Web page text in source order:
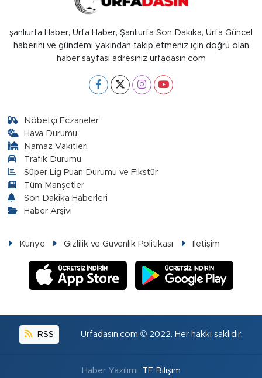
şanlıurfa Haber, Urfa Haber, Şanlıurfa Son Dakika, Urfa Güncel
haberini ve gündemi yakından takip etmeniz için doğru olan
haber sayfası adresiniz urfadasin.com
Nöbetçi Eczaneler
Hava Durumu
Namaz Vakitleri
Trafik Durumu
Süper Lig Puan Durumu ve Fikstür
Tüm Manşetler
Son Dakika Haberleri
Haber Arşivi
Künye Gizlilik ve Güvenlik Politikası İletişim
RSS Urfadasın.com © 2022. Her hakkı saklıdır.
Haber Yazılımı: TE Bilişim